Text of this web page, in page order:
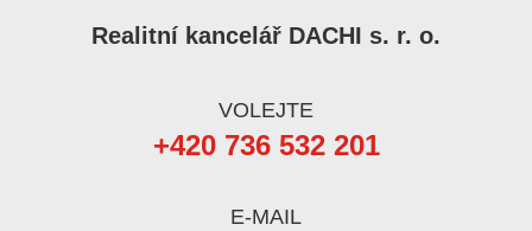
Realitní kancelář DACHI s. r. o.
VOLEJTE
+420 736 532 201
E-MAIL